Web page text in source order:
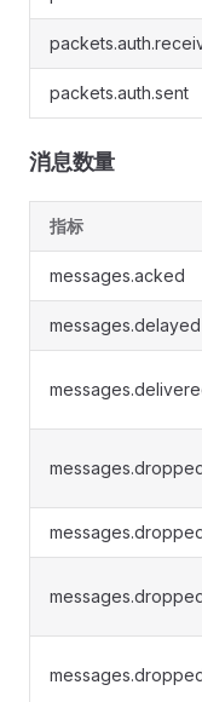
packets.auth.sent
消息数量
指标
messages.acked
messages.delayed